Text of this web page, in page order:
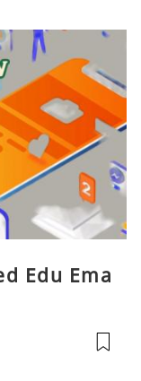
Edu Ema